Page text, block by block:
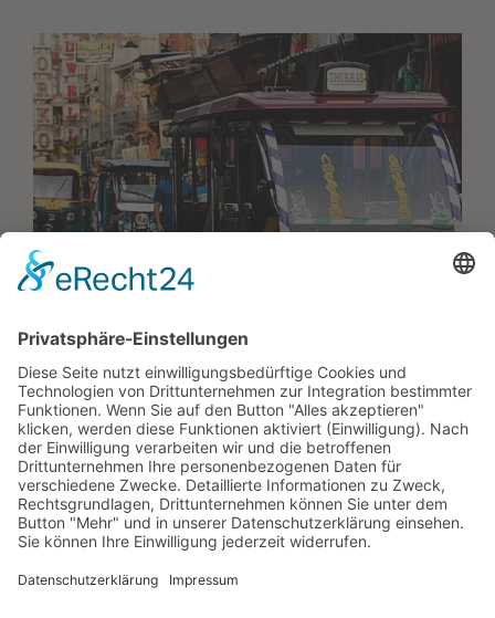
01.07.2026
Delhi fördert Elektromobilität mit
neuer Fahrzeugpolitik
Delhi hat mit der Electric Vehicles Policy 2026
eine neue Richtlinie zur Förderung von…